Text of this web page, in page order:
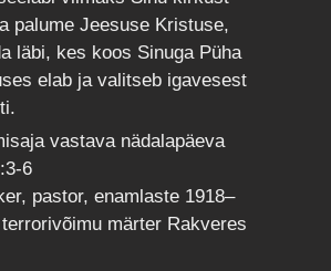
palume Jeesuse Kristuse,
läbi, kes koos Sinuga Püha
elab ja valitseb igavesest
vastava nädalapäeva
6
pastor, enamlaste 1918–
märter Rakveres